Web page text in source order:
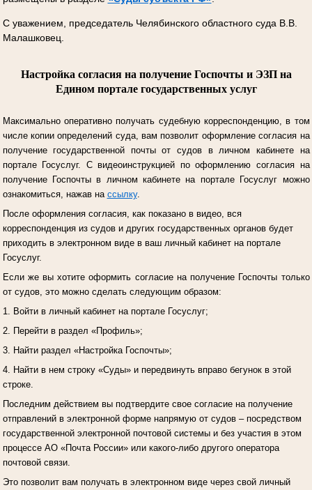
С уважением, председатель Челябинского областного суда В.В.
Малашковец.
Настройка согласия на получение Госпочты и ЭЗП на
Едином портале государственных услуг
Максимально оперативно получать судебную корреспонденцию, в том
числе копии определений суда, вам позволит оформление согласия на
получение государственной почты от судов в личном кабинете на
портале Госуслуг. С видеоинструкцией по оформлению согласия на
получение Госпочты в личном кабинете на портале Госуслуг можно
ознакомиться, нажав на ссылку.
После оформления согласия, как показано в видео, вся
корреспонденция из судов и других государственных органов будет
приходить в электронном виде в ваш личный кабинет на портале
Госуслуг.
Если же вы хотите оформить согласие на получение Госпочты только
от судов, это можно сделать следующим образом:
1. Войти в личный кабинет на портале Госуслуг;
2. Перейти в раздел «Профиль»;
3. Найти раздел «Настройка Госпочты»;
4. Найти в нем строку «Суды» и передвинуть вправо бегунок в этой
строке.
Последним действием вы подтвердите свое согласие на получение
отправлений в электронной форме напрямую от судов – посредством
государственной электронной почтовой системы и без участия в этом
процессе АО «Почта России» или какого-либо другого оператора
почтовой связи.
Это позволит вам получать в электронном виде через свой личный